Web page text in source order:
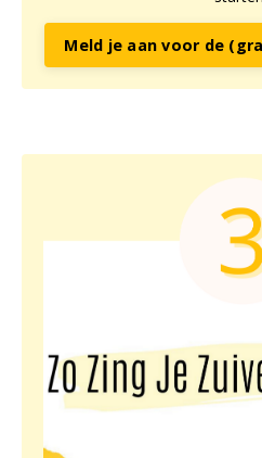
Meld je aan voor de